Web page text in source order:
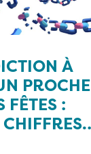
À
PROCHE
FÊTES :